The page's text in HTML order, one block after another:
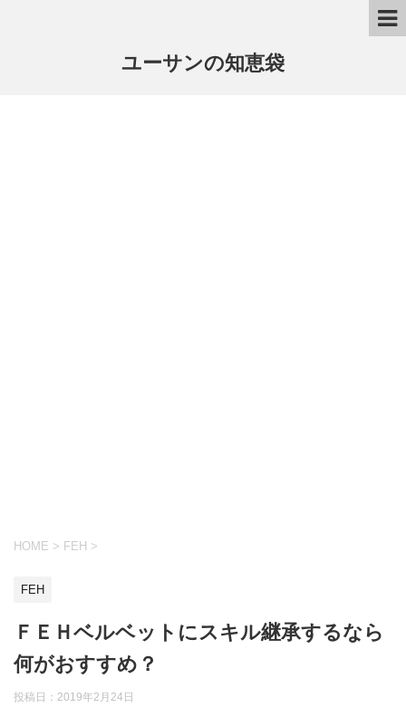
ユーサンの知恵袋
HOME > FEH >
FEH
ＦＥＨベルベットにスキル継承するなら
何がおすすめ？
投稿日： 2019年2月24日